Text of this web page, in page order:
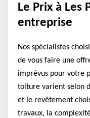
Le Prix à Les
entreprise
Nos spécialistes
de vous faire une
imprévus pour votre
toiture varient selon
et le revêtement
travaux, la